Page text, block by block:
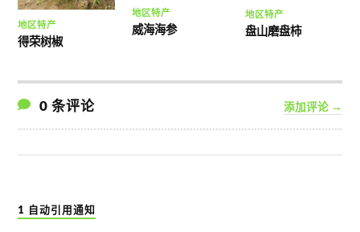
地区特产
得荣树椒
地区特产
威海海参
地区特产
盘山磨盘柿
0 条评论 添加评论 →
1 自动引用通知